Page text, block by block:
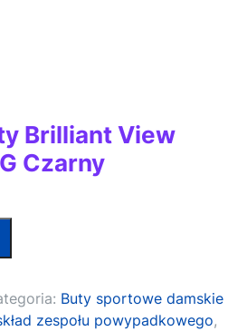
Brilliant View
Czarny
Buty sportowe damskie
zespołu powypadkowego,